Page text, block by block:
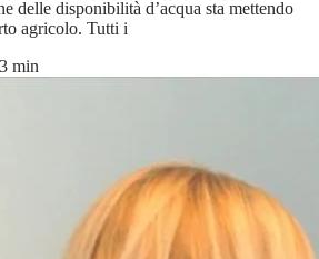
delle disponibilità d’acqua sta mettendo
agricolo. Tutti i
3 min